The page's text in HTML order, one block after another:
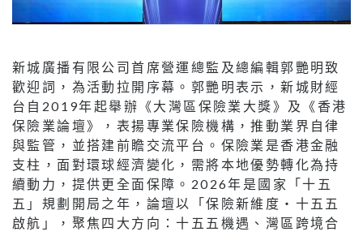
新城廣播有限公司首席營運總監及總編輯郭艷明致
歡迎詞，為活動拉開序幕。郭艷明表示，新城財經
台自2019年起舉辦《大灣區保險業大獎》及《香港
保險業論壇》，表揚專業保險機構，推動業界自律
與監管，並搭建前瞻交流平台。保險業是香港金融
支柱，面對環球經濟變化，需將本地優勢轉化為持
續動力，提供更全面保障。2026年是國家「十五
五」規劃開局之年，論壇以「保險新維度‧十五五
啟航」，聚焦四大方向：十五五機遇、灣區跨境合